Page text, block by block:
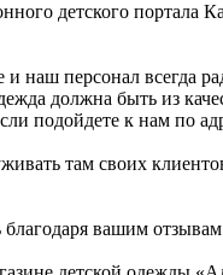
детского портала
персонал всегда
должна быть из
подойдете к нам по
там своих
вашим